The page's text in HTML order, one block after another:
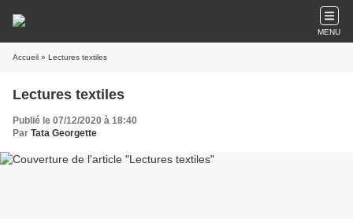
MENU
Accueil » Lectures textiles
Lectures textiles
Publié le 07/12/2020 à 18:40
Par Tata Georgette